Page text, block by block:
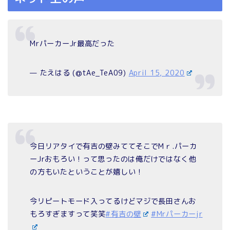
MrパーカーJr最高だった
— たえはる (@tAe_TeA09) April 15, 2020
今日リアタイで有吉の壁みててそこでMｒ.パーカ
ーJrおもろい！って思ったのは俺だけではなく他
の方もいたということが嬉しい！
今リピートモード入ってるけどマジで長田さんお
もろすぎますって笑笑#有吉の壁 #Mrパーカーjr